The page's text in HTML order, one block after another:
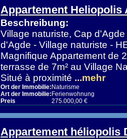
Appartement Heliopolis
Beschreibung:
Village naturiste, Cap
d'Agde - Village naturiste -
Magnifique Appartement de
terrasse de 7m² au Village
Situé à proximité ...mehr
Ort der Immobilie: Naturisme
Art der Immobilie: Ferienwohnung
Preis
275.000,00 €
Appartement héliopolis